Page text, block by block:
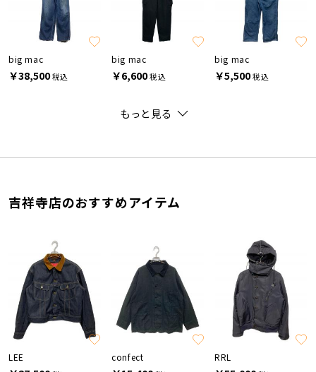
big mac
￥38,500税込
big mac
￥6,600税込
big mac
￥5,500税込
もっと見る
吉祥寺店のおすすめアイテム
LEE confect RRL